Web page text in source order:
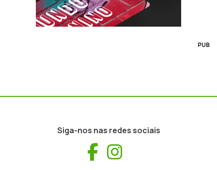
PUB
Siga-nos nas redes sociais
Facebook